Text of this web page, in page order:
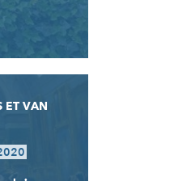
ET VAN